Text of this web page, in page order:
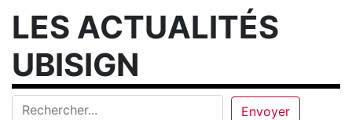
LES ACTUALITÉS
UBISIGN